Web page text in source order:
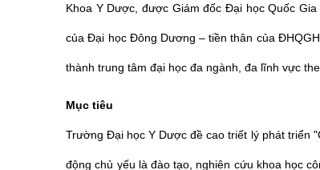
Khoa Y Dược, được Giám đốc Đại học Quốc
của Đại học Đông Dương – tiền thân của
thành trung tâm đại học đa ngành, đa lĩnh vực
Mục tiêu
Trường Đại học Y Dược đề cao triết lý phát triển
động chủ yếu là đào tạo, nghiên cứu khoa học